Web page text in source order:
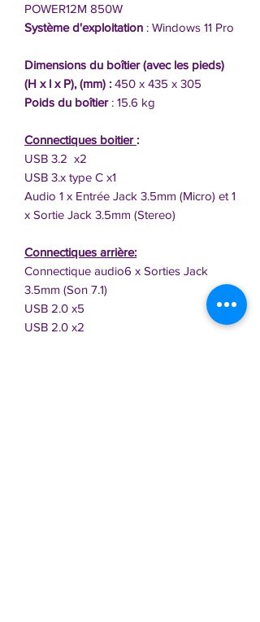
POWER12M 850W
Système d'exploitation : Windows 11 Pro
Dimensions du boîtier (avec les pieds)
(H x l x P), (mm) : 450 x 435 x 305
Poids du boîtier: 15.6 kg
Connectiques boitier :
USB 3.2 x2
USB 3.x type C x1
Audio 1 x Entrée Jack 3.5mm (Micro) et 1
x Sortie Jack 3.5mm (Stereo)
Connectiques arrière:
Connectique audio6 x Sorties Jack
3.5mm (Son 7.1)
USB 2.0 x5
USB 2.0 x2